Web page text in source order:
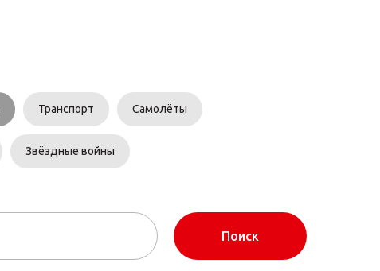
Транспорт Самолёты
Звёздные войны
Поиск